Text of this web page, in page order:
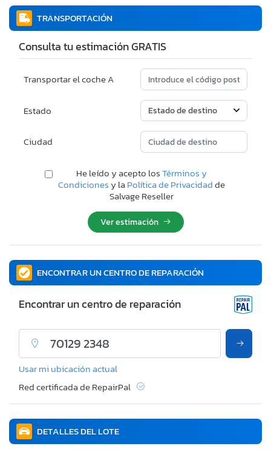
DETALLES DEL LOTE
TRANSPORTACIÓN
Consulta tu estimación GRATIS
Transportar el coche A
Estado
Ciudad
He leído y acepto losTérminos y
Condiciones y laPolítica de Privacidadde
Salvage Reseller
Ver estimación
ENCONTRAR UN CENTRO DE REPARACIÓN
Encontrar un centro de reparación
Usar mi ubicación actual
Red certificada de RepairPal